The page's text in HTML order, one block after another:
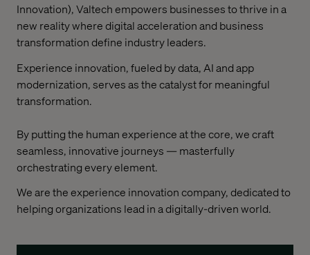
Innovation), Valtech empowers businesses to thrive in a
new reality where digital acceleration and business
transformation define industry leaders.
Experience innovation, fueled by data, AI and app
modernization, serves as the catalyst for meaningful
transformation.
By putting the human experience at the core, we craft
seamless, innovative journeys — masterfully
orchestrating every element.
We are the experience innovation company, dedicated to
helping organizations lead in a digitally-driven world.